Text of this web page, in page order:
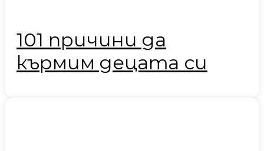
101 причини да
кърмим децата си